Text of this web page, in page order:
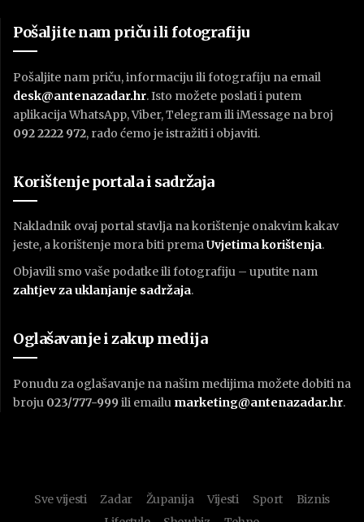
Pošaljite nam priču ili fotografiju
Pošaljite nam priču, informaciju ili fotografiju na email
desk@antenazadar.hr. Isto možete poslati i putem
aplikacija WhatsApp, Viber, Telegram ili iMessage na broj
092 2222 972, rado ćemo je istražiti i objaviti.
Korištenje portala i sadržaja
Nakladnik ovaj portal stavlja na korištenje onakvim kakav
jeste, a korištenje mora biti premaUvjetima korištenja.
Objavili smo vaše podatke ili fotografiju – uputite nam
zahtjev za uklanjanje sadržaja.
Oglašavanje i zakup medija
Ponudu za oglašavanje na našim medijima možete dobiti na
broju 023/777-999 ili emailu marketing@antenazadar.hr.
Sve vijesti Zadar Županija Vijesti Sport
Biznis